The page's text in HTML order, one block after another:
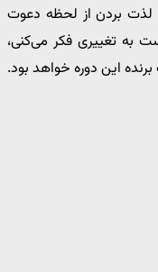
بردن از لحظه دعوت
به تغییری فکر می‌کنی،
این دوره خواهد بود.